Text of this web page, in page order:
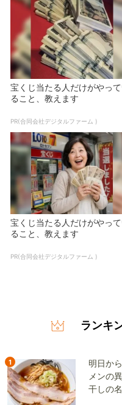
宝くじ当たる人だけがやっ
ること、教えます
PR(合同会社デジタルファーム )
宝くじ当たる人だけがやっ
ること、教えます
PR(合同会社デジタルファーム )
ランキ
1
明日か
メンの
干しの